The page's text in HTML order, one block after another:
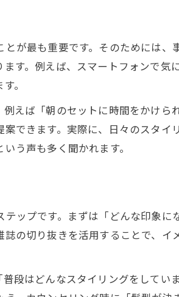
が最も重要です。そのためには、
す。例えば、スマートフォンで気
。
えば「朝のセットに時間をかけら
できます。実際に、日々のスタイ
う声も多く聞かれます。
ップです。まずは「どんな印象に
の切り抜きを活用することで、イ
段はどんなスタイリングをしてい